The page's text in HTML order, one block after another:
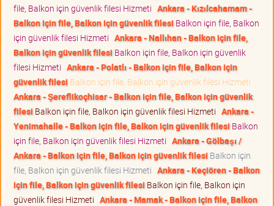
file, Balkon için güvenlik filesi Hizmeti Ankara - Kızılcahamam -
Balkon için file, Balkon için güvenlik filesi Balkon için file, Balkon
için güvenlik filesi Hizmeti Ankara - Nallıhan - Balkon için file,
Balkon için güvenlik filesi Balkon için file, Balkon için güvenlik
filesi Hizmeti Ankara - Polatlı - Balkon için file, Balkon için
güvenlik filesi Balkon için file, Balkon için güvenlik filesi Hizmeti
Ankara - Şereflikoçhisar - Balkon için file, Balkon için güvenlik
filesi Balkon için file, Balkon için güvenlik filesi Hizmeti Ankara -
Yenimahalle - Balkon için file, Balkon için güvenlik filesi Balkon
için file, Balkon için güvenlik filesi Hizmeti Ankara - Gölbaşı /
Ankara - Balkon için file, Balkon için güvenlik filesi Balkon için
file, Balkon için güvenlik filesi Hizmeti Ankara - Keçiören - Balkon
için file, Balkon için güvenlik filesi Balkon için file, Balkon için
güvenlik filesi Hizmeti Ankara - Mamak - Balkon için file, Balkon